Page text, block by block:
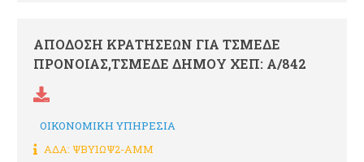
ΑΠΟΔΟΣΗ ΚΡΑΤΗΣΕΩΝ ΓΙΑ ΤΣΜΕΔΕ
ΠΡΟΝΟΙΑΣ,ΤΣΜΕΔΕ ΔΗΜΟΥ ΧΕΠ: Α/842
ΟΙΚΟΝΟΜΙΚΗ ΥΠΗΡΕΣΙΑ
ΑΔΑ: ΨΒΥ1ΩΨ2-ΑΜΜ